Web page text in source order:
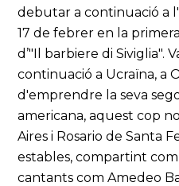
debutar a continuació a
17 de febrer en la
d’"Il barbiere di Siviglia".
continuació a Ucraïna, a
d'emprendre la seva
americana, aquest cop
Aires i Rosario de Santa
estables, compartint
cantants com Amedeo